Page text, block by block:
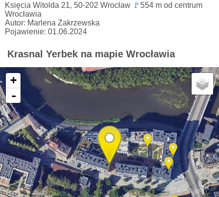
Księcia Witolda 21, 50-202 Wrocław 🚩 554 m od centrum
Wrocławia
Autor: Marlena Zakrzewska
Pojawienie: 01.06.2024
Krasnal Yerbek na mapie Wrocławia
+
-